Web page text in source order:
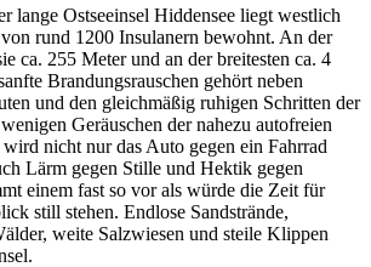
lange Ostseeinsel Hiddensee liegt westlich
rund 1200 Insulanern bewohnt. An der
ca. 255 Meter und an der breitesten ca. 4
Brandungsrauschen gehört neben
und den gleichmäßig ruhigen Schritten der
Geräuschen der nahezu autofreien
nicht nur das Auto gegen ein Fahrrad
Lärm gegen Stille und Hektik gegen
einem fast so vor als würde die Zeit für
still stehen. Endlose Sandstrände,
weite Salzwiesen und steile Klippen